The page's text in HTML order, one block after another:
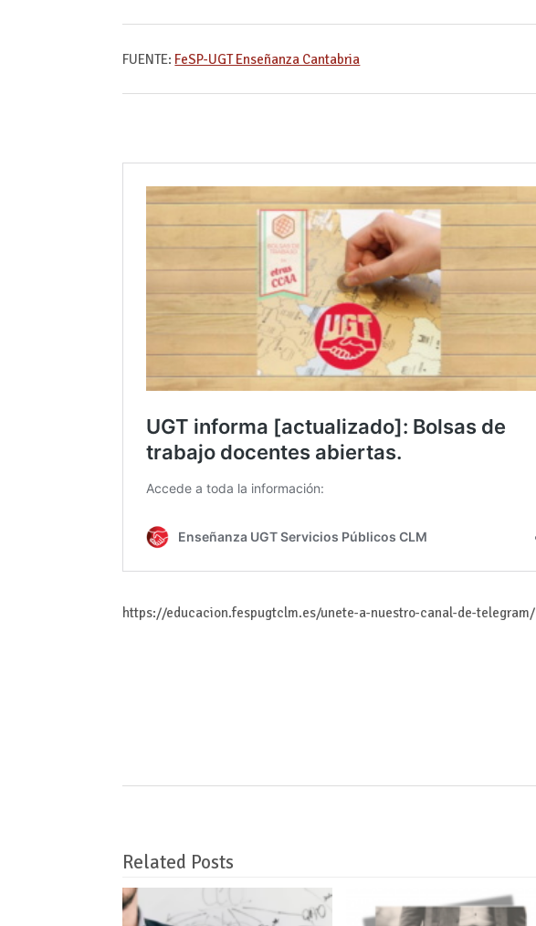
FUENTE: FeSP-UGT Enseñanza Cantabria
https://educacion.fespugtclm.es/unete-a-nuestro-canal-de-telegram/
Related Posts